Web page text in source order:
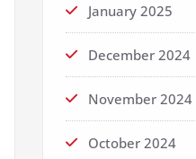
January 2025
December 2024
November 2024
October 2024